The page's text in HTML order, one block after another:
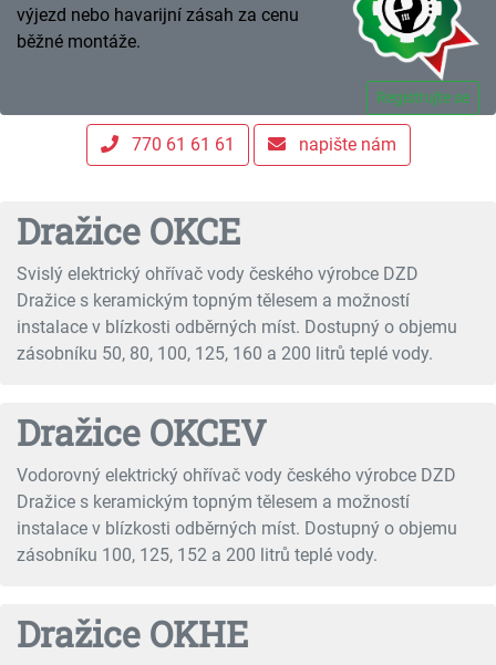
výjezd nebo havarijní zásah za cenu
běžné montáže.
Registrujte se
770 61 61 61 napište nám
Dražice OKCE
Svislý elektrický ohřívač vody českého výrobce DZD
Dražice s keramickým topným tělesem a možností
instalace v blízkosti odběrných míst. Dostupný o objemu
zásobníku 50, 80, 100, 125, 160 a 200 litrů teplé vody.
Dražice OKCEV
Vodorovný elektrický ohřívač vody českého výrobce DZD
Dražice s keramickým topným tělesem a možností
instalace v blízkosti odběrných míst. Dostupný o objemu
zásobníku 100, 125, 152 a 200 litrů teplé vody.
Dražice OKHE